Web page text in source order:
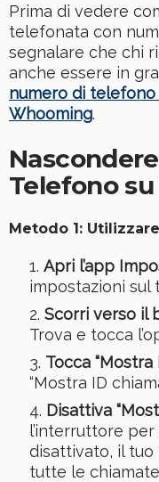
Prima di vedere
telefonata con
segnalare che chi
anche essere in
numero di telefono
Whooming.
Telefono
Metodo 1:
Apri l’app
impostazioni sul
Scorri verso il
Trova e tocca
Tocca “Mostra
“Mostra ID
Disattiva
l’interruttore per
disattivato, il
tutte le